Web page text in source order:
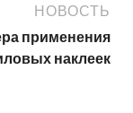
НОВОСТЬ
применения
наклеек